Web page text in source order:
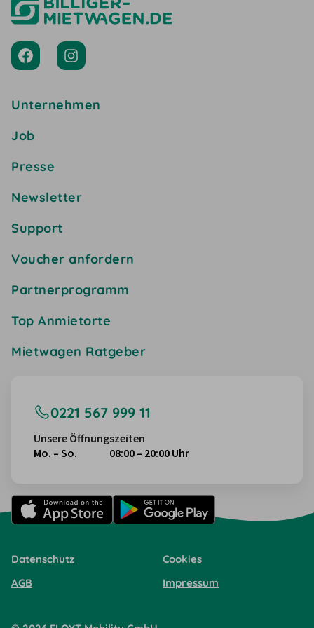
Unternehmen
Job
Presse
Newsletter
Support
Voucher anfordern
Partnerprogramm
Top Anmietorte
Mietwagen Ratgeber
0221 567 999 11
Unsere Öffnungszeiten
Mo. – So.
08:00 – 20:00 Uhr
Datenschutz
Cookies
AGB
Impressum